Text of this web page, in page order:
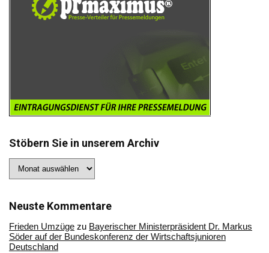
Stöbern Sie in unserem Archiv
Sie
Archiv
Neuste Kommentare
Frieden Umzüge zu Bayerischer Ministerpräsident Dr. Markus
Söder auf der Bundeskonferenz der Wirtschaftsjunioren
Deutschland